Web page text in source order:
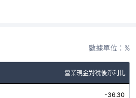
數據單位：%
營業現金對稅後淨利比
-36.30